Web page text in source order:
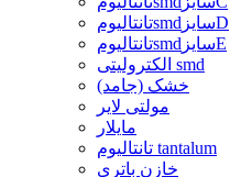
تانتالیومsmdسایزD
تانتالیومsmdسایزE
الکترولیتی smd
خشک (جامد)
مولتی لایر
مایلار
تانتالیوم tantalum
خازن باتری